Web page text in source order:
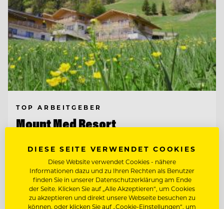
TOP ARBEITGEBER
Mount Med Resort
6311 Wildschönau-Oberau, Österreich
SENIOR RESERVIERUNGS- & FRONT
OFFICE SPECIALIST (M/W/D)
DIESE SEITE VERWENDET COOKIES
Diese Website verwendet Cookies - nähere
Informationen dazu und zu Ihren Rechten als Benutzer
finden Sie in unserer Datenschutzerklärung am Ende
der Seite. Klicken Sie auf „Alle Akzeptieren“, um Cookies
zu akzeptieren und direkt unsere Webseite besuchen zu
können, oder klicken Sie auf „Cookie-Einstellungen“, um